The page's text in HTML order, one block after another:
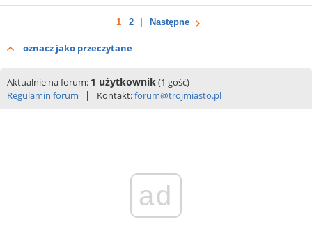
1 2 Następne
oznacz jako przeczytane
Aktualnie na forum: 1 użytkownik(1 gość)
Regulamin forum
| Kontakt:forum@trojmiasto.pl
ad